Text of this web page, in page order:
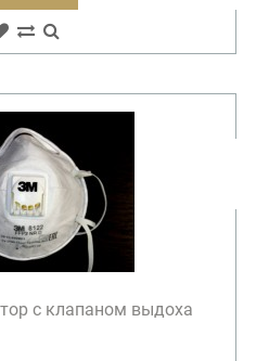
с клапаном выдоха